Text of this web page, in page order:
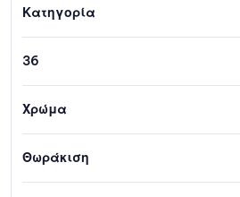
Κατηγορία
36
Χρώμα
Θωράκιση